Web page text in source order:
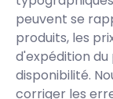
peuvent se
produits, les
d'expédition
disponibilité.
corriger les